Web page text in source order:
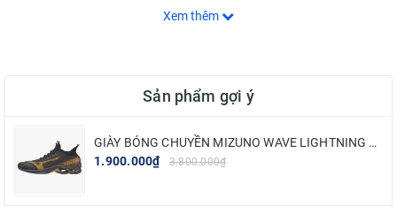
Mong muốn một đôi giày trở thành "người đồng hành" trong từng
sải bước chân, Beyono thấu hiểu và định hướng phát triển dòng sản
đầu của các cầu thủ ở Việt Nam :
Xem thêm
Sản phẩm gợi ý
GIÀY BÓNG CHUYỀN MIZUNO WAVE LIGHTNING NEO 2 - ĐEN VÀNG
1.900.000₫
3.800.000₫